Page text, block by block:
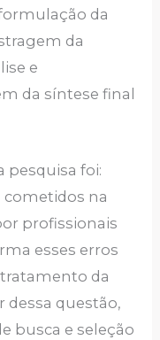
da
da
e
da síntese final
pesquisa foi:
cometidos na
profissionais
esses erros
da
dessa questão,
busca e seleção